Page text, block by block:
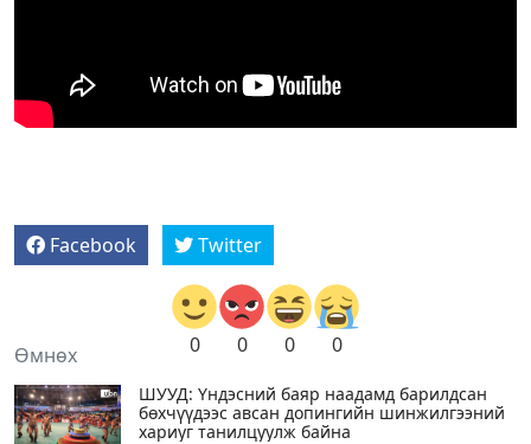
Facebook Twitter
0 0 0 0
Өмнөх
ШУУД: Үндэсний баяр наадамд барилдсан
бөхчүүдээс авсан допингийн шинжилгээний
хариуг танилцуулж байна